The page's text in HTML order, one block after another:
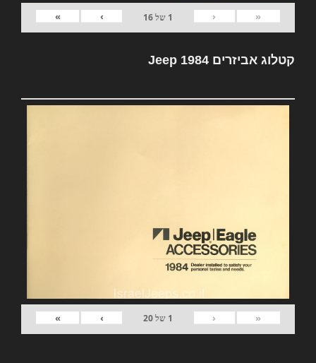
«
‹
1 של16
›
»
קטלוג אביזרים Jeep 1984
«
‹
1 של20
›
»